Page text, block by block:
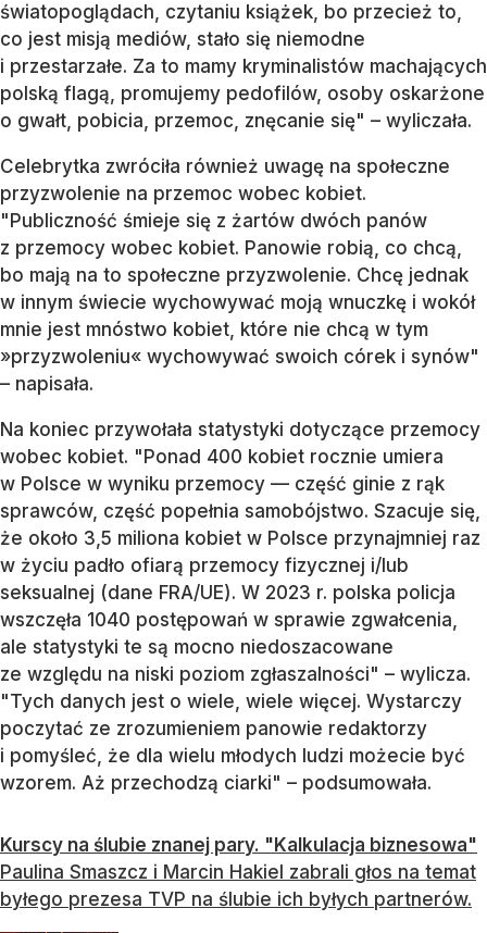
światopoglądach, czytaniu książek, bo przecież to,
co jest misją mediów, stało się niemodne
i przestarzałe. Za to mamy kryminalistów machających
polską flagą, promujemy pedofilów, osoby oskarżone
o gwałt, pobicia, przemoc, znęcanie się" – wyliczała.
Celebrytka zwróciła również uwagę na społeczne
przyzwolenie na przemoc wobec kobiet.
"Publiczność śmieje się z żartów dwóch panów
z przemocy wobec kobiet. Panowie robią, co chcą,
bo mają na to społeczne przyzwolenie. Chcę jednak
w innym świecie wychowywać moją wnuczkę i wokół
mnie jest mnóstwo kobiet, które nie chcą w tym
»przyzwoleniu« wychowywać swoich córek i synów"
– napisała.
Na koniec przywołała statystyki dotyczące przemocy
wobec kobiet. "Ponad 400 kobiet rocznie umiera
w Polsce w wyniku przemocy — część ginie z rąk
sprawców, część popełnia samobójstwo. Szacuje się,
że około 3,5 miliona kobiet w Polsce przynajmniej raz
w życiu padło ofiarą przemocy fizycznej i/lub
seksualnej (dane FRA/UE). W 2023 r. polska policja
wszczęła 1040 postępowań w sprawie zgwałcenia,
ale statystyki te są mocno niedoszacowane
ze względu na niski poziom zgłaszalności" – wylicza.
"Tych danych jest o wiele, wiele więcej. Wystarczy
poczytać ze zrozumieniem panowie redaktorzy
i pomyśleć, że dla wielu młodych ludzi możecie być
wzorem. Aż przechodzą ciarki" – podsumowała.
Kurscy na ślubie znanej pary. "Kalkulacja biznesowa"
Paulina Smaszcz i Marcin Hakiel zabrali głos na temat
byłego prezesa TVP na ślubie ich byłych partnerów.